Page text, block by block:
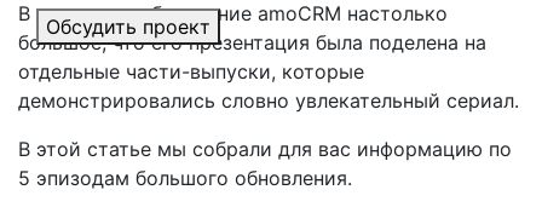
Обсудить проект
В этом году обновление amoCRM настолько
большое, что его презентация была поделена на
отдельные части-выпуски, которые
демонстрировались словно увлекательный сериал.
В этой статье мы собрали для вас информацию по
5 эпизодам большого обновления.